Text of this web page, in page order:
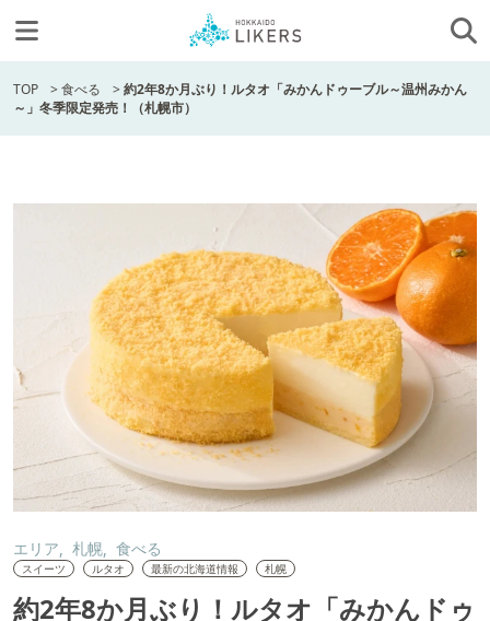
TOP >食べる >約2年8か月ぶり！ルタオ「みかんドゥーブル～温州みかん
～」冬季限定発売！（札幌市）
エリア 札幌 食べる
スイーツ ルタオ 最新の北海道情報 札幌
約2年8か月ぶり！ルタオ「みかんドゥ